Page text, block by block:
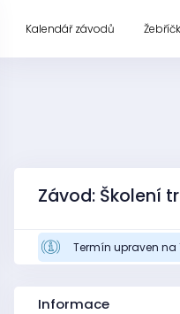
Kalendář závodů
Závod: Školení
Termín upraven na
Informace